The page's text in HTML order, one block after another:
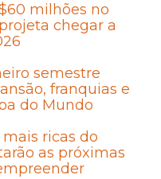
milhões no
chegar a
semestre
franquias e
do Mundo
ricas do
as próximas